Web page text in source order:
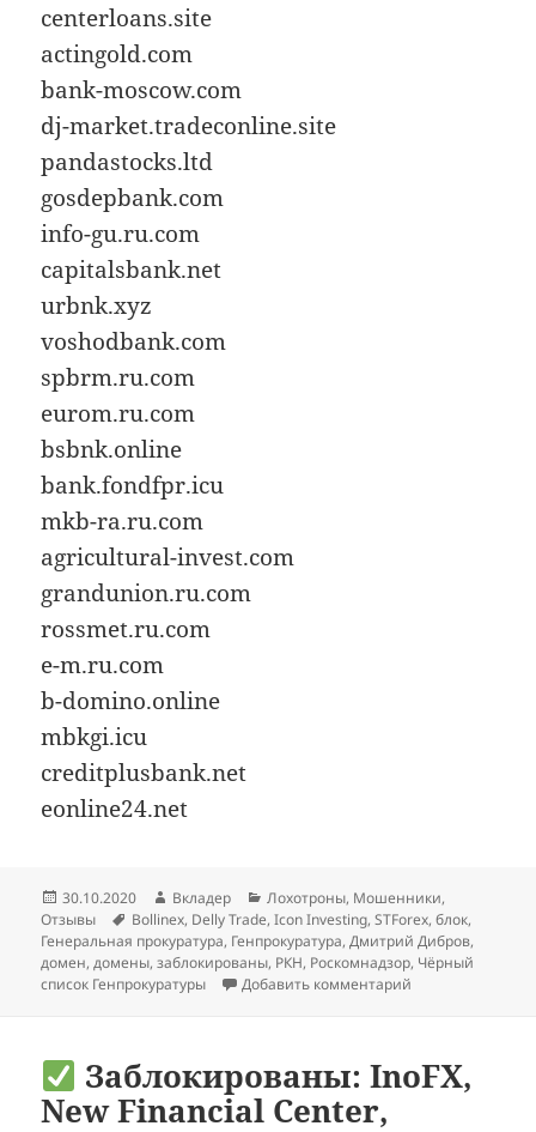
centerloans.site
actingold.com
bank-moscow.com
dj-market.tradeconline.site
pandastocks.ltd
gosdepbank.com
info-gu.ru.com
capitalsbank.net
urbnk.xyz
voshodbank.com
spbrm.ru.com
eurom.ru.com
bsbnk.online
bank.fondfpr.icu
mkb-ra.ru.com
agricultural-invest.com
grandunion.ru.com
rossmet.ru.com
e-m.ru.com
b-domino.online
mbkgi.icu
creditplusbank.net
eonline24.net
Опубликовано
30.10.2020 Автор
Вкладер Рубрики
Лохотроны, Мошенники,
Отзывы
Метки
Bollinex, Delly Trade,Icon Investing,STForex,блок,
Генеральная прокуратура, Генпрокуратура,Дмитрий Дибров,
домен,домены,заблокированы, РКН, Роскомнадзор, Чёрный
список Генпрокуратуры
Добавить комментарий
Заблокированы: InoFX,
New Financial Center,